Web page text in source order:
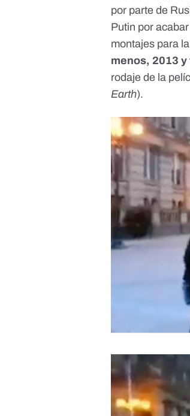
por parte de
Putin por
montajes para
menos, 2013
rodaje de la
Earth).